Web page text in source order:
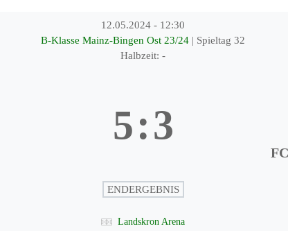
12.05.2024 - 12:30
B-Klasse Mainz-Bingen Ost 23/24 | Spieltag 32
Halbzeit: -
5:3
ENDERGEBNIS
Landskron Arena